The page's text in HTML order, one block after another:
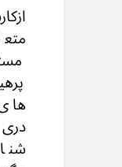
ها